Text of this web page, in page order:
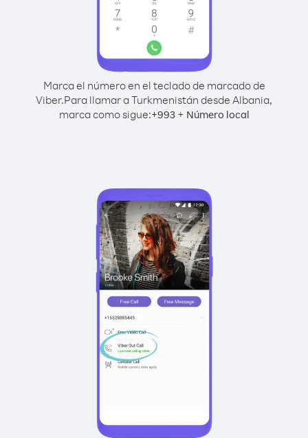
Marca el número en el teclado de marcado de
Viber.Para llamar a Turkmenistán desde Albania,
marca como sigue:+993+ Número local